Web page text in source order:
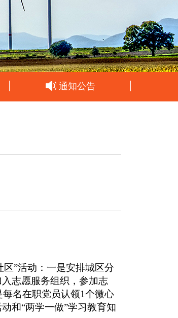
通知公告
”活动：一是安排城区分
志愿服务组织，参加志
每名在职党员认领1个微心
和“两学一做”学习教育知